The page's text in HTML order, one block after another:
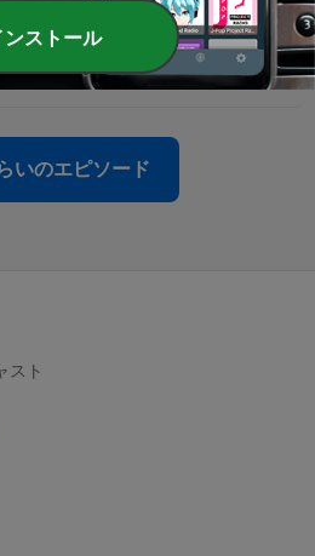
韩通（一）
いのエピソード
スト
ンストール